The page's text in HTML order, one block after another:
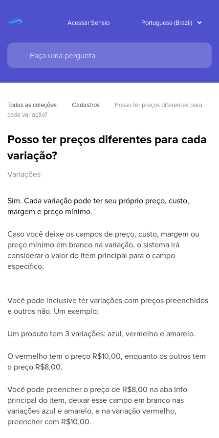
Acessar Sensio
Todas as coleções Cadastros
Posso ter preços diferentes para
cada variação?
Posso ter preços diferentes para cada
variação?
Variações
Sim. Cada variação pode ter seu próprio preço, custo,
margem e preço mínimo.
Caso você deixe os campos de preço, custo, margem ou
preço mínimo em branco na variação, o sistema irá
considerar o valor do item principal para o campo
específico.
Você pode inclusive ter variações com preços preenchidos
e outros não. Um exemplo:
Um produto tem 3 variações: azul, vermelho e amarelo.
O vermelho tem o preço R$10,00, enquanto os outros tem
o preço R$8,00.
Você pode preencher o preço de R$8,00 na aba Info
principal do item, deixar esse campo em branco nas
variações azul e amarelo, e na variação vermelho,
preencher com R$10,00.